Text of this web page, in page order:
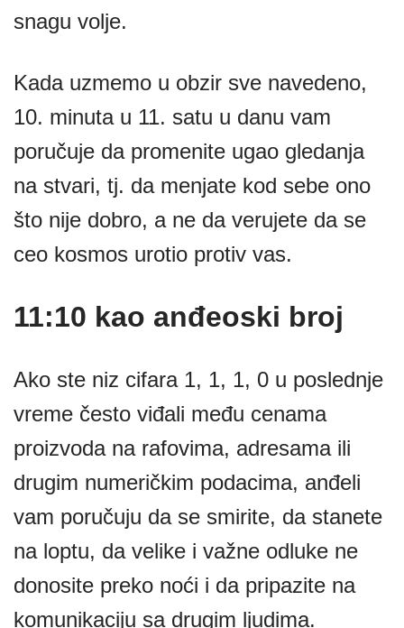
snagu volje.
Kada uzmemo u obzir sve navedeno,
10. minuta u 11. satu u danu vam
poručuje da promenite ugao gledanja
na stvari, tj. da menjate kod sebe ono
što nije dobro, a ne da verujete da se
ceo kosmos urotio protiv vas.
11:10 kao anđeoski broj
Ako ste niz cifara 1, 1, 1, 0 u poslednje
vreme često viđali među cenama
proizvoda na rafovima, adresama ili
drugim numeričkim podacima, anđeli
vam poručuju da se smirite, da stanete
na loptu, da velike i važne odluke ne
donosite preko noći i da pripazite na
komunikaciju sa drugim ljudima.